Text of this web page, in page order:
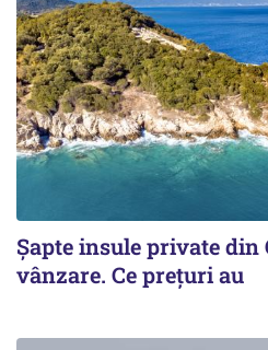
Șapte insule private din
vânzare. Ce prețuri au